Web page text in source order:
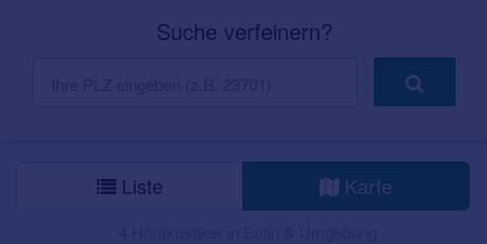
Suche verfeinern?
Liste Karte